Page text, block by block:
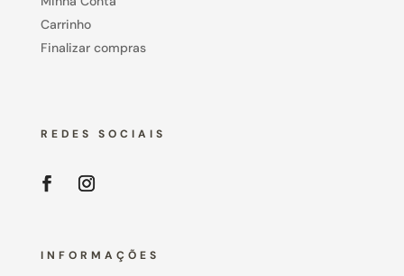
Carrinho
Finalizar compras
REDES SOCIAIS
INFORMAÇÕES